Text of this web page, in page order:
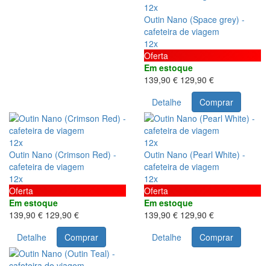
12x
Outin Nano (Space grey) -
cafeteira de viagem
12x
Oferta
Em estoque
139,90 € 129,90 €
Detalhe
Comprar
12x
Outin Nano (Crimson Red) -
cafeteira de viagem
12x
Oferta
Em estoque
139,90 € 129,90 €
Detalhe
Comprar
12x
Outin Nano (Pearl White) -
cafeteira de viagem
12x
Oferta
Em estoque
139,90 € 129,90 €
Detalhe
Comprar